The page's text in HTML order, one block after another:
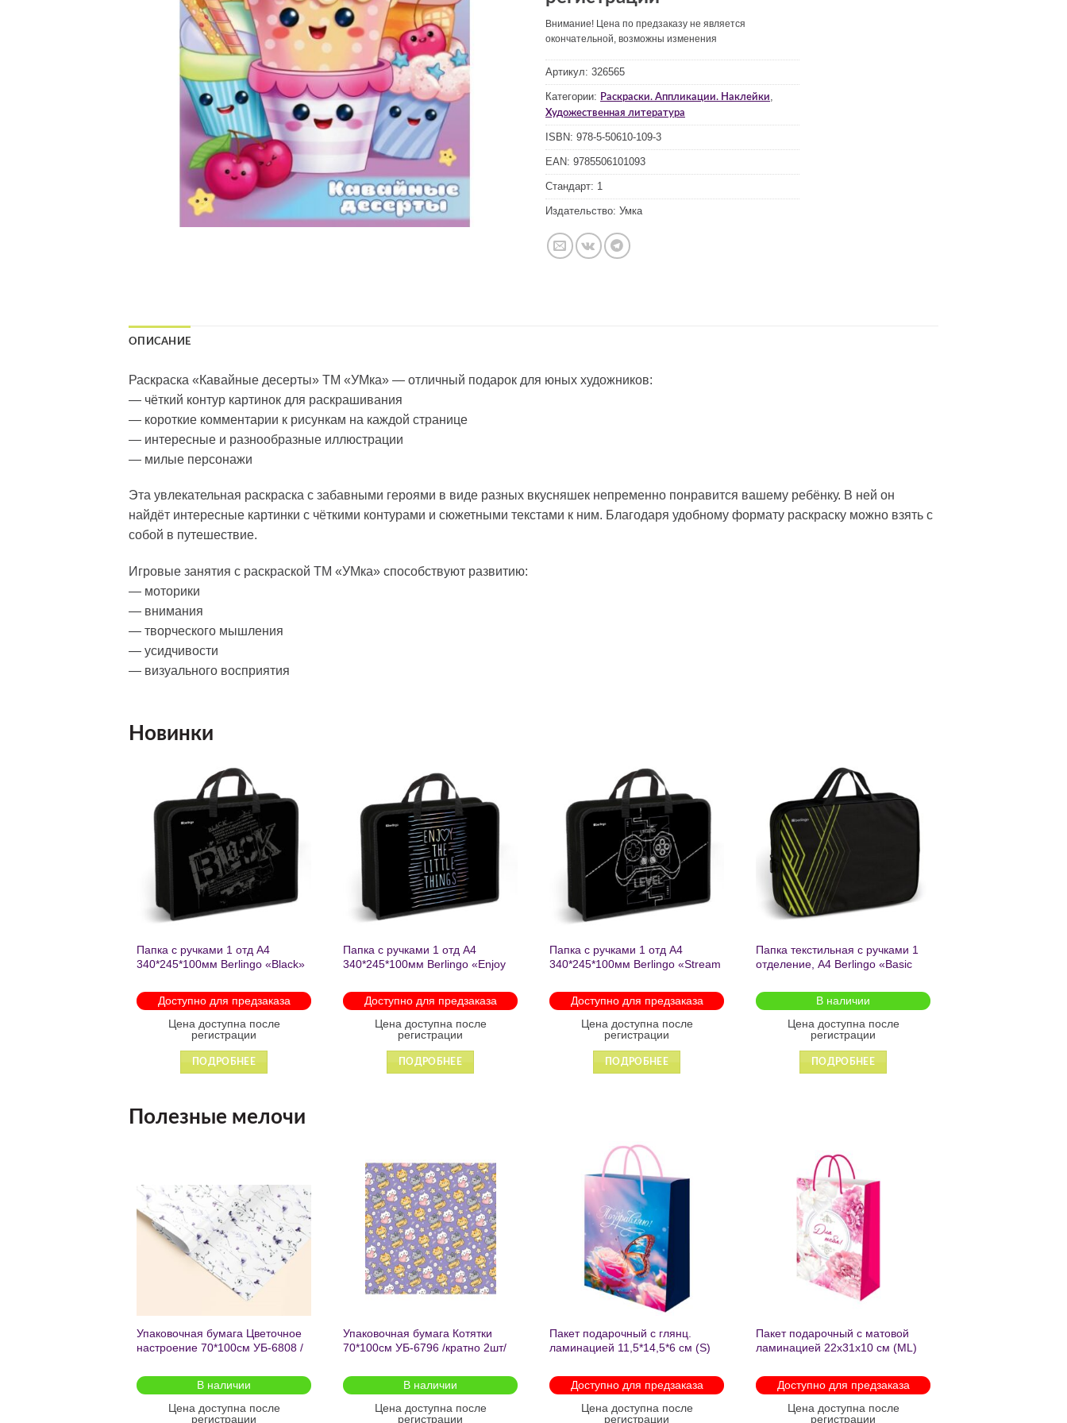
Внимание! Цена по предзаказу не является
окончательной, возможны изменения
Артикул: 326565
Категории: Раскраски. Аппликации. Наклейки
Художественная литература
ISBN: 978-5-50610-109-3
EAN: 9785506101093
Стандарт: 1
Издательство: Умка
ОПИСАНИЕ
Раскраска «Кавайные десерты» ТМ «УМка» — отличный подарок для юных художников:
— чёткий контур картинок для раскрашивания
— короткие комментарии к рисункам на каждой странице
— интересные и разнообразные иллюстрации
— милые персонажи
Эта увлекательная раскраска с забавными героями в виде разных вкусняшек непременно понравится вашему ребёнку. В ней он
найдёт интересные картинки с чёткими контурами и сюжетными текстами к ним. Благодаря удобному формату раскраску можно взять с
собой в путешествие.
Игровые занятия с раскраской ТМ «УМка» способствуют развитию:
— моторики
— внимания
— творческого мышления
— усидчивости
— визуального восприятия
Новинки
Добавить
в список
желаний
Папка с ручками 1 отд А4
340*245*100мм Berlingo «Black»
Доступно для предзаказа
Цена доступна после
регистрации
ПОДРОБНЕЕ
Добавить
в список
желаний
Папка с ручками 1 отд А4
340*245*100мм Berlingo «Enjoy
молнии 1215
Доступно для предзаказа
Цена доступна после
регистрации
ПОДРОБНЕЕ
Добавить
в список
Папка с ручками 1 отд А4
340*245*100мм Berlingo «Stream
Доступно для предзаказа
Цена доступна после
регистрации
ПОДРОБНЕЕ
Добавить
Папка текстильная с ручками 1
отделение, А4 Berlingo «Basic
на молнии2601
В наличии
Цена доступна после
регистрации
ПОДРОБНЕЕ
Полезные мелочи
Добавить
в список
желаний
Упаковочная бумага Цветочное
настроение 70*100см УБ-6808 /
В наличии
Цена доступна после
регистрации
Добавить
в список
желаний
Упаковочная бумага Котятки
70*100см УБ-6796 /кратно 2шт/
В наличии
Цена доступна после
регистрации
Добавить
Пакет подарочный с глянц.
ламинацией 11,5*14,5*6 см (S)
Доступно для предзаказа
Цена доступна после
регистрации
Добавить
Пакет подарочный с матовой
ламинацией 22х31х10 см (ML)
Доступно для предзаказа
Цена доступна после
регистрации